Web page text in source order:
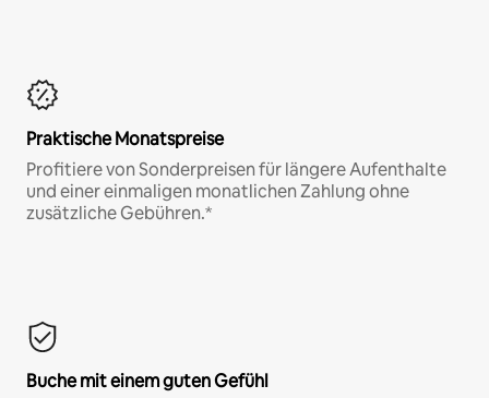
Praktische Monatspreise
Profitiere von Sonderpreisen für längere Aufenthalte
und einer einmaligen monatlichen Zahlung ohne
zusätzliche Gebühren.*
Buche mit einem guten Gefühl